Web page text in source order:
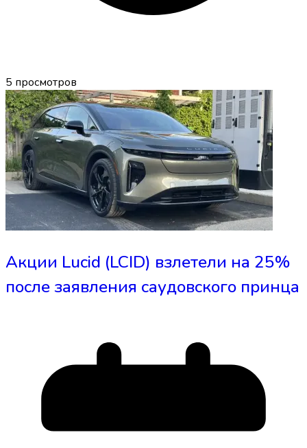
5 просмотров
Акции Lucid (LCID) взлетели на 25%
после заявления саудовского принца